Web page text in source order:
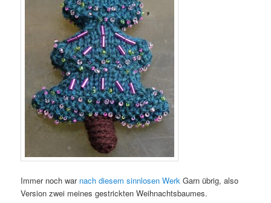
Immer noch war nach diesem sinnlosen Werk Garn übrig, also
Version zwei meines gestrickten Weihnachtsbaumes.